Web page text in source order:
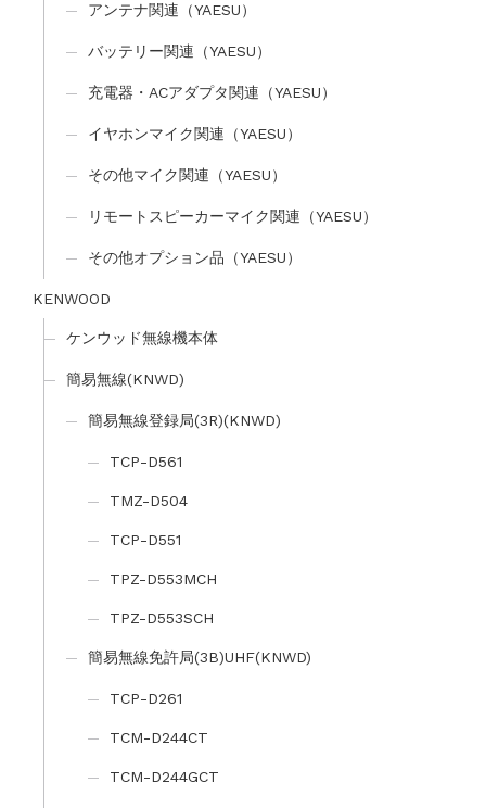
アンテナ関連（YAESU）
バッテリー関連（YAESU）
充電器・ACアダプタ関連（YAESU）
イヤホンマイク関連（YAESU）
その他マイク関連（YAESU）
リモートスピーカーマイク関連（YAESU）
その他オプション品（YAESU）
KENWOOD
ケンウッド無線機本体
簡易無線(KNWD)
簡易無線登録局(3R)(KNWD)
TCP-D561
TMZ-D504
TCP-D551
TPZ-D553MCH
TPZ-D553SCH
簡易無線免許局(3B)UHF(KNWD)
TCP-D261
TCM-D244CT
TCM-D244GCT